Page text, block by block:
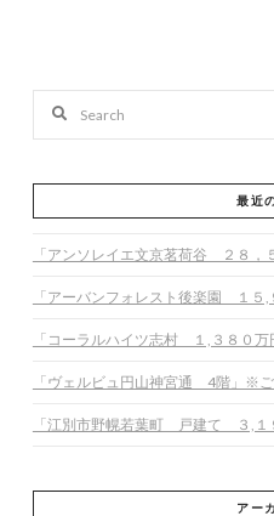
最近
「アンソレイエ文京茗荷谷 ２８，
「アーバンフォレスト後楽園 １５,
「コーラルハイツ志村 １,３８０万
「ヴェルビュ円山神宮通 4階」※ご
「江別市野幌若葉町 戸建て ３,１
アー